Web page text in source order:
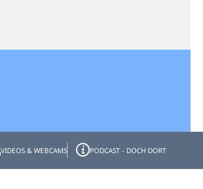
VIDEOS & WEBCAMS PODCAST - DOCH DORT